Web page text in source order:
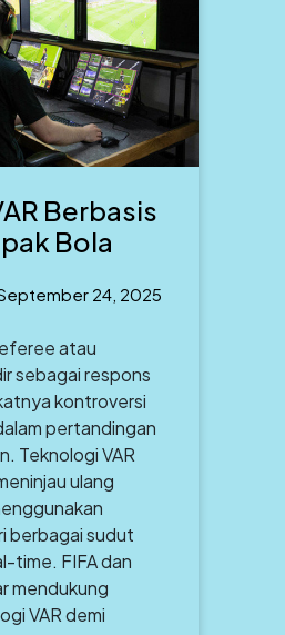
Berbasis
Bola
24, 2025
atau
sebagai respons
kontroversi
pertandingan
Teknologi VAR
ulang
berbagai sudut
time. FIFA dan
mendukung
VAR demi